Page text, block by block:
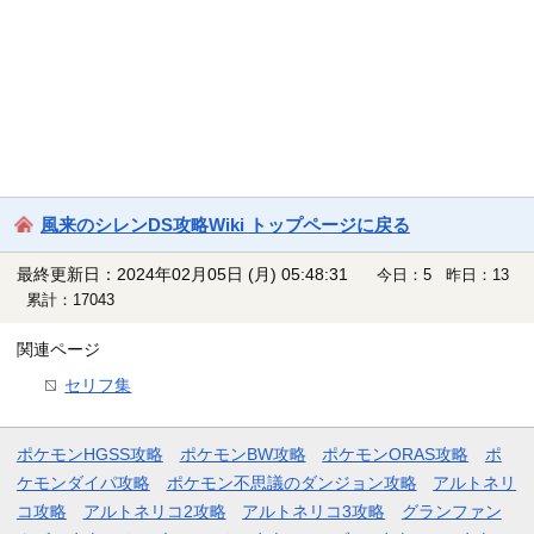
風来のシレンDS攻略Wiki トップページに戻る
最終更新日：2024年02月05日 (月) 05:48:31
今日：5 昨日：13
累計：17043
関連ページ
セリフ集
ポケモンHGSS攻略 ポケモンBW攻略 ポケモンORAS攻略
ポ
ケモンダイパ攻略
ポケモン不思議のダンジョン攻略
アルトネリ
コ攻略
アルトネリコ2攻略 アルトネリコ3攻略
グランファン